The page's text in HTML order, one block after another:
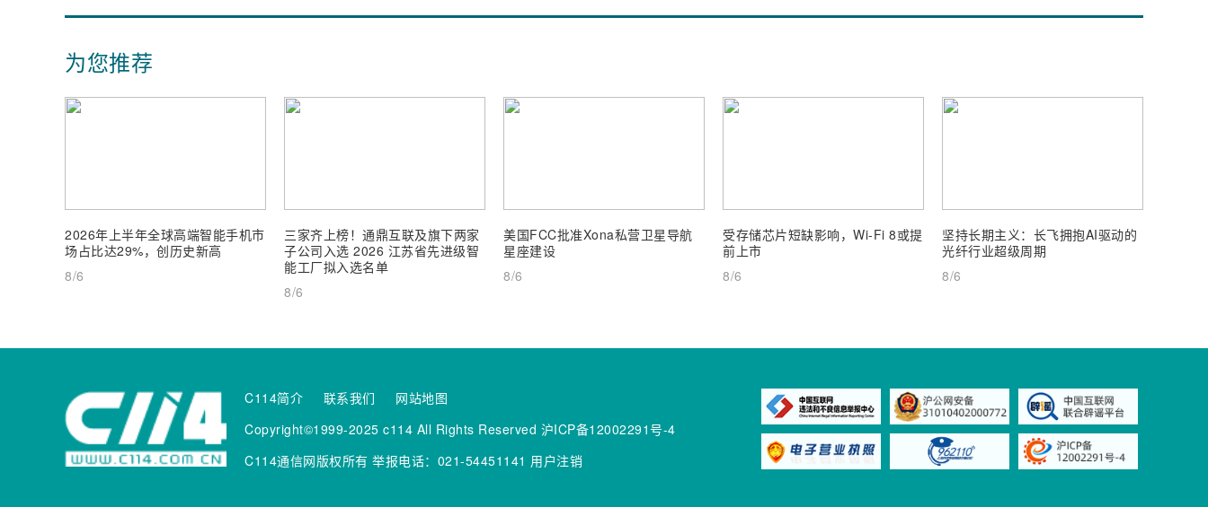
为您推荐
2026年上半年全球高端智能手机市
场占比达29%，创历史新高
8/6
三家齐上榜！通鼎互联及旗下两家
子公司入选 2026 江苏省先进级智
能工厂拟入选名单
8/6
美国FCC批准Xona私营卫星导航
星座建设
8/6
受存储芯片短缺影响，Wi-Fi 8或提
前上市
8/6
坚持长期主义：长飞拥抱AI驱动的
光纤行业超级周期
8/6
C114简介 联系我们
网站地图
Copyright©1999-2025 c114 All Rights Reserved 沪ICP备12002291号-4
C114通信网版权所有 举报电话：021-54451141 用户注销